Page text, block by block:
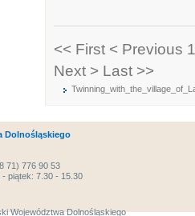
<< First < Previous
Next > Last >>
Dolnośląskiego
71) 776 90 53
- piątek: 7.30 - 15.30
Województwa Dolnośląskiego